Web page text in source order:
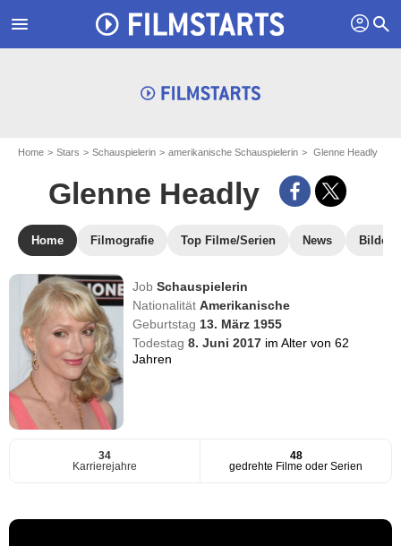
menu profil search
Home Stars Schauspielerin amerikanische Schauspielerin Glenne Headly
Glenne Headly
Home Filmografie Top Filme/Serien News Bilder
JobSchauspielerin
NationalitätAmerikanische
Geburtstag 13. März 1955
Todestag8. Juni 2017 im Alter von 62
Jahren
34
Karrierejahre
48
gedrehte Filme oder Serien